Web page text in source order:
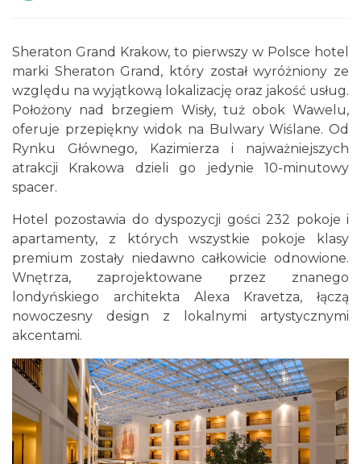
Sheraton Grand Krakow, to pierwszy w Polsce hotel
marki Sheraton Grand, który został wyróżniony ze
względu na wyjątkową lokalizację oraz jakość usług.
Położony nad brzegiem Wisły, tuż obok Wawelu,
oferuje przepiękny widok na Bulwary Wiślane. Od
Rynku Głównego, Kazimierza i najważniejszych
atrakcji Krakowa dzieli go jedynie 10-minutowy
spacer.
Hotel pozostawia do dyspozycji gości 232 pokoje i
apartamenty, z których wszystkie pokoje klasy
premium zostały niedawno całkowicie odnowione.
Wnętrza, zaprojektowane przez znanego
londyńskiego architekta Alexa Kravetza, łączą
nowoczesny design z lokalnymi artystycznymi
akcentami.